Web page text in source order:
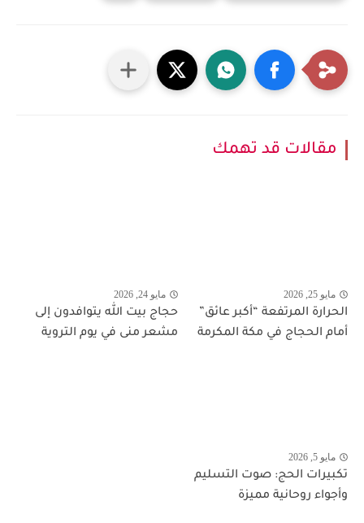
مقالات قد تهمك
مايو 25, 2026
الحرارة المرتفعة “أكبر عائق”
أمام الحجاج في مكة المكرمة
مايو 24, 2026
حجاج بيت الله يتوافدون إلى
مشعر منى في يوم التروية
مايو 5, 2026
تكبيرات الحج: صوت التسليم
وأجواء روحانية مميزة